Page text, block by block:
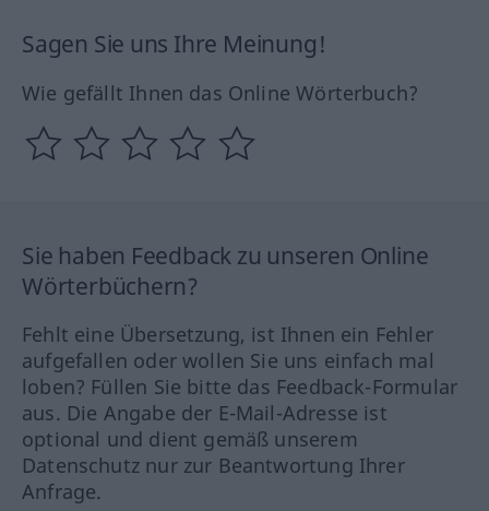
Sagen Sie uns Ihre Meinung!
Wie gefällt Ihnen das Online Wörterbuch?
Sie haben Feedback zu unseren Online
Wörterbüchern?
Fehlt eine Übersetzung, ist Ihnen ein Fehler
aufgefallen oder wollen Sie uns einfach mal
loben? Füllen Sie bitte das Feedback-Formular
aus. Die Angabe der E-Mail-Adresse ist
optional und dient gemäß unserem
Datenschutz nur zur Beantwortung Ihrer
Anfrage.